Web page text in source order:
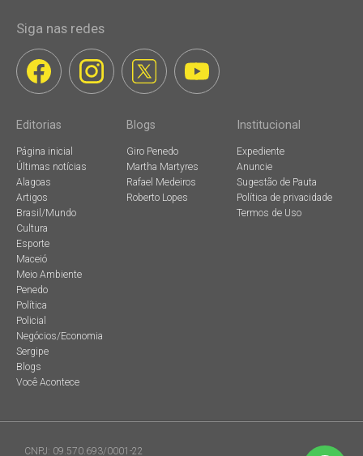
Siga nas redes
Editorias
Página inicial
Últimas notícias
Alagoas
Artigos
Brasil/Mundo
Cultura
Esporte
Maceió
Meio Ambiente
Penedo
Política
Policial
Negócios/Economia
Sergipe
Blogs
Você Acontece
Blogs
Giro Penedo
Martha Martyres
Rafael Medeiros
Roberto Lopes
Institucional
Expediente
Anuncie
Sugestão de Pauta
Política de privacidade
Termos de Uso
CNPJ: 09.570.693/0001-22